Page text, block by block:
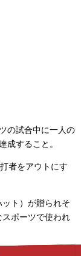
の試合中に一人の
成すること。
者をアウトにす
ト）が贈られそ
ポーツで使われ